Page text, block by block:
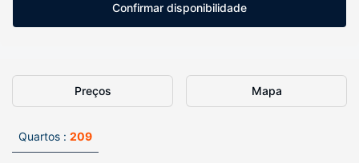
Confirmar disponibilidade
Preços Mapa
Quartos : 209